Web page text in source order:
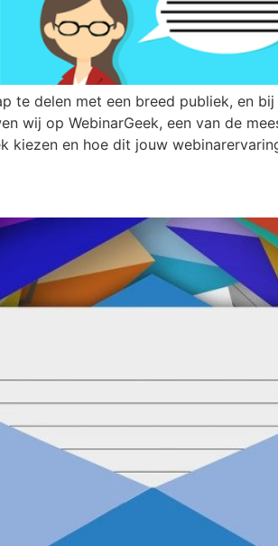
te delen met een breed publiek, en
wij op WebinarGeek, een van de
kiezen en hoe dit jouw